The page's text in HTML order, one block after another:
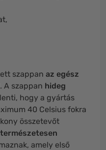
szappan az egész
A szappan hideg
hogy a gyártás
40 Celsius fokra
összetevőt
természetesen
amely első